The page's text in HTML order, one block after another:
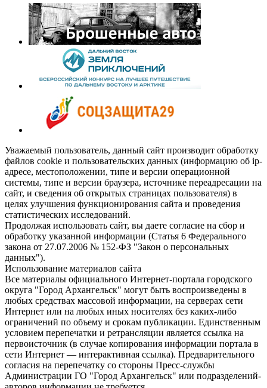
Уважаемый пользователь, данный сайт производит обработку
файлов cookie и пользовательских данных (информацию об ip-
адресе, местоположении, типе и версии операционной
системы, типе и версии браузера, источнике переадресации на
сайт, и сведения об открытых страницах пользователя) в
целях улучшения функционирования сайта и проведения
статистических исследований.
Продолжая использовать сайт, вы даете согласие на сбор и
обработку указанной информации (Статья 6 Федерального
закона от 27.07.2006 № 152-ФЗ "Закон о персональных
данных").
Использование материалов сайта
Все материалы официального Интернет-портала городского
округа "Город Архангельск" могут быть воспроизведены в
любых средствах массовой информации, на серверах сети
Интернет или на любых иных носителях без каких-либо
ограничений по объему и срокам публикации. Единственным
условием перепечатки и ретрансляции является ссылка на
первоисточник (в случае копирования информации портала в
сети Интернет — интерактивная ссылка). Предварительного
согласия на перепечатку со стороны Пресс-службы
Администрации ГО "Город Архангельск" или подразделений-